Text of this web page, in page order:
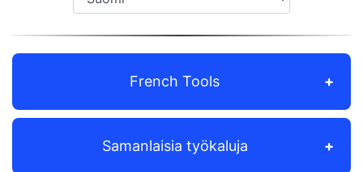
French Tools
Samanlaisia työkaluja